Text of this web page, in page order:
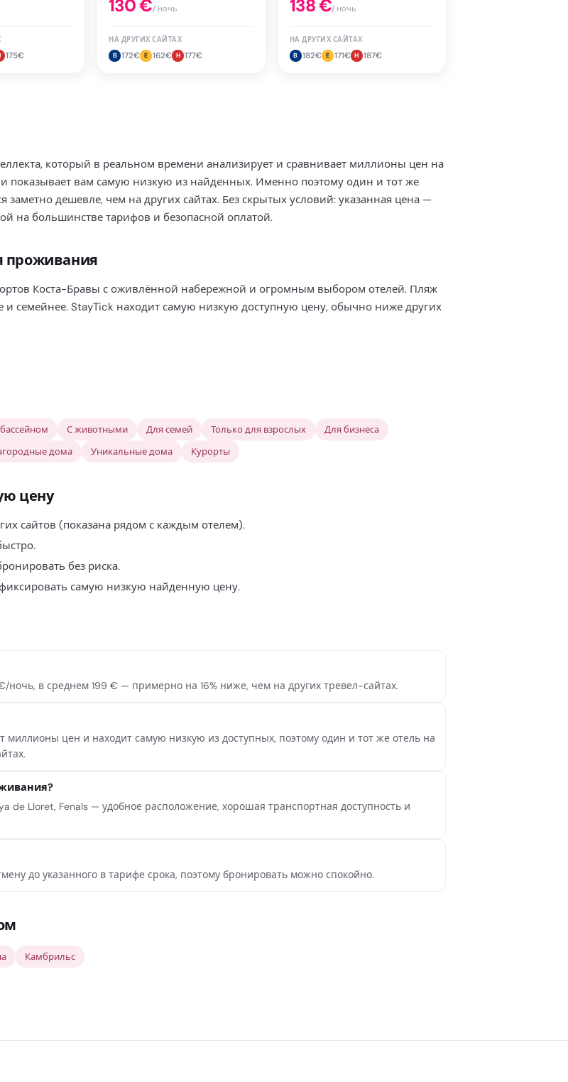
175€
130€/ ночь
НА ДРУГИХ САЙТАХ
B 172€ E 162€ H 177€
138€/ ночь
НА ДРУГИХ САЙТАХ
B 182€ E 171€ H 187€
который в реальном времени анализирует и сравнивает миллионы цен на
показывает вам самую низкую из найденных. Именно поэтому один и тот же
дешевле, чем на других сайтах. Без скрытых условий: указанная цена —
на большинстве тарифов и безопасной оплатой.
проживания
Коста-Бравы с оживлённой набережной и огромным выбором отелей. Пляж
семейнее. StayTick находит самую низкую доступную цену, обычно ниже других
С животными Для семей Только для взрослых
Для бизнеса
дома Уникальные дома Курорты
цену
сайтов (показана рядом с каждым отелем).
без риска.
самую низкую найденную цену.
ночь, в среднем 199 € — примерно на 16% ниже, чем на других тревел-сайтах.
цен и находит самую низкую из доступных, поэтому один и тот же отель на
de Lloret, Fenals — удобное расположение, хорошая транспортная доступность и
до указанного в тарифе срока, поэтому бронировать можно спокойно.
Камбрильс